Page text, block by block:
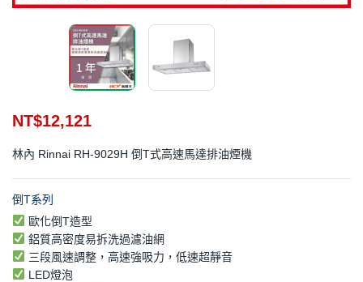
NT$12,121
林內 Rinnai RH-9029H 倒T式高速馬達排油煙機
倒T系列
歐化倒T造型
鋁質高密度易拆洗過濾油網
三段風速調整，高速強吸力，低速超靜音
LED燈泡